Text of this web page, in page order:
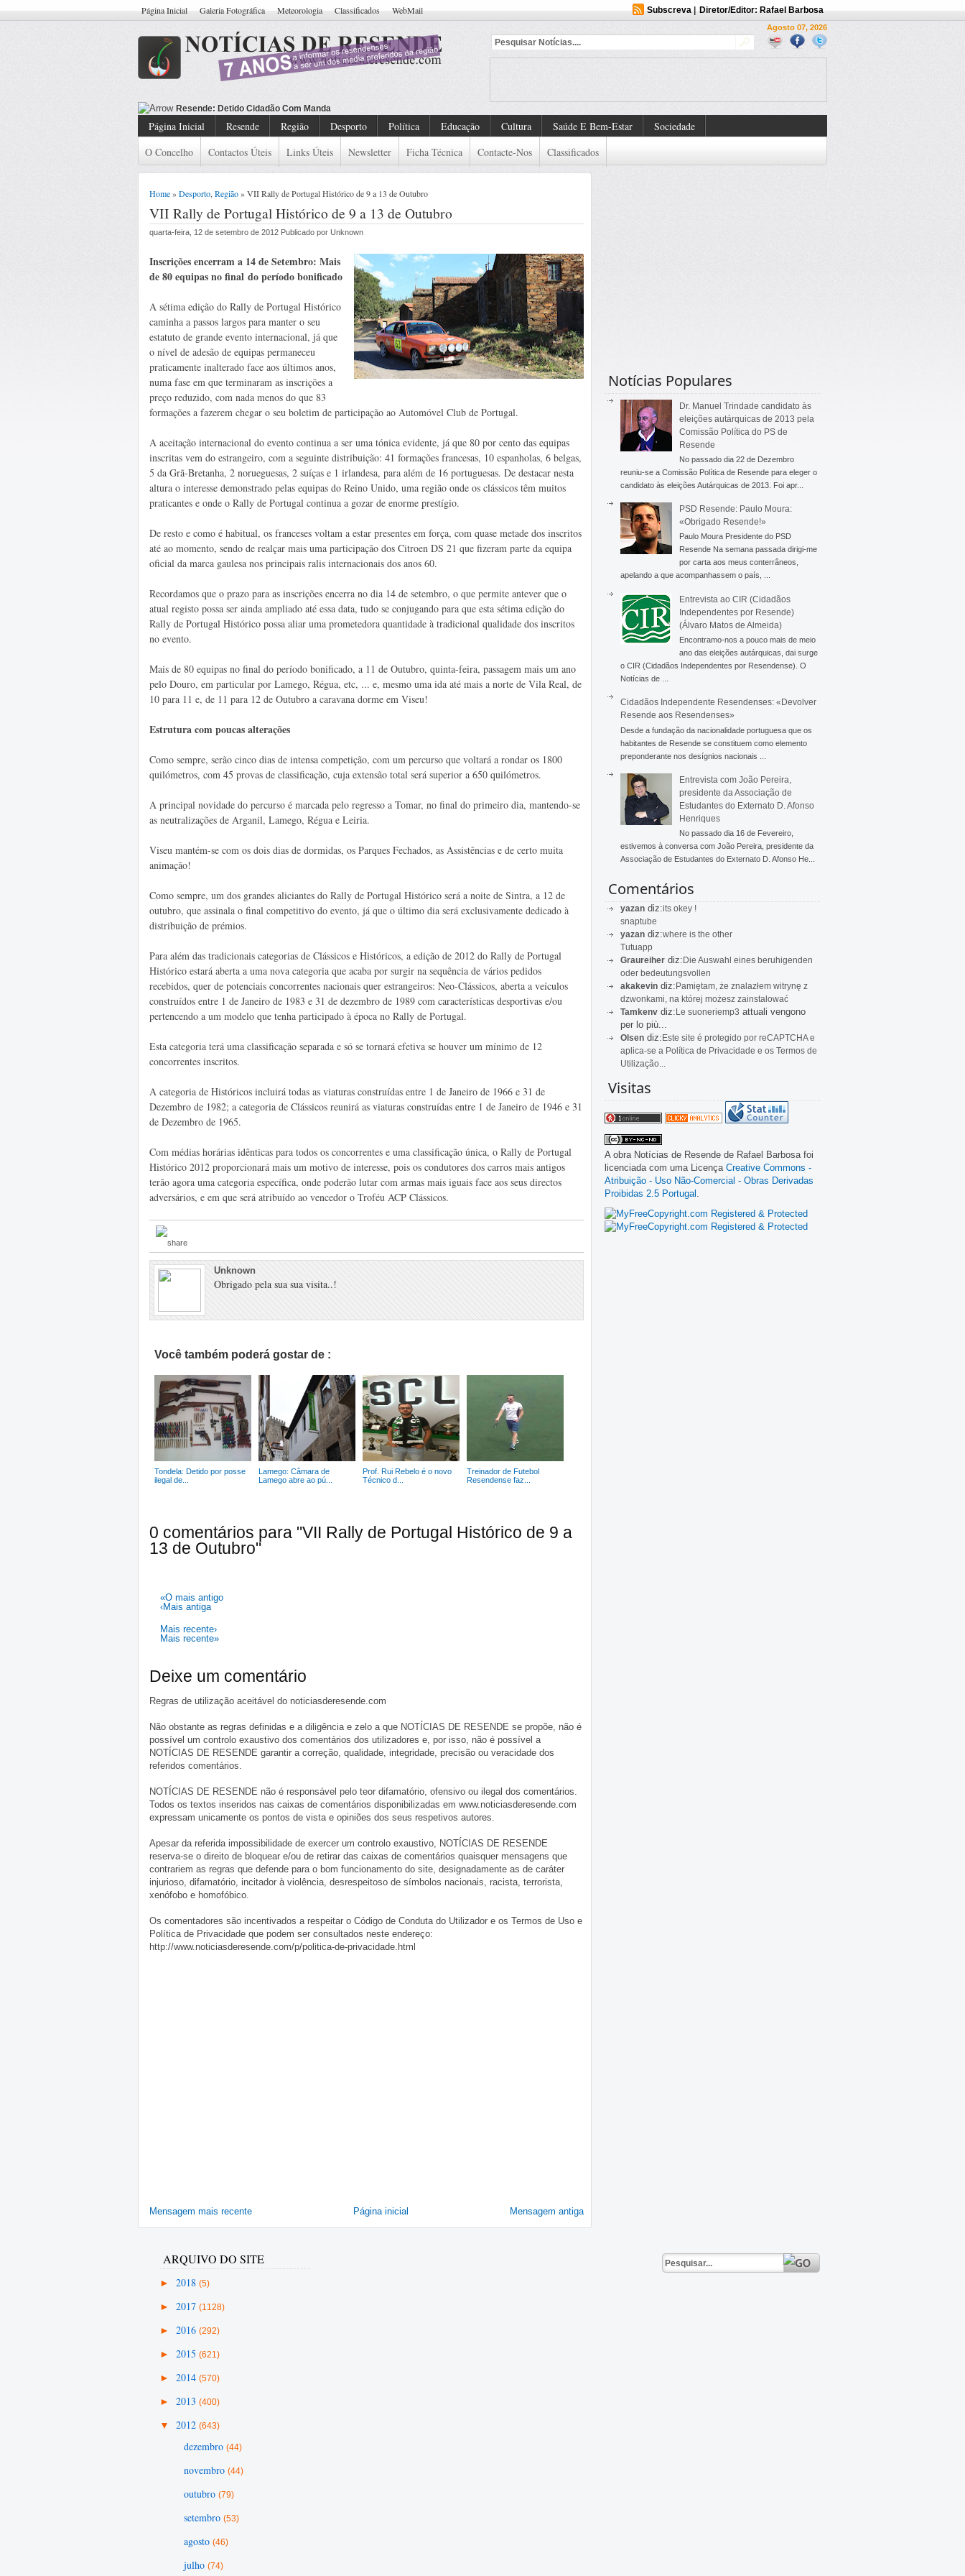
Página Inicial Galeria Fotográfica Meteorologia Classificados WebMail Subscreva| Diretor/Editor: Rafael Barbosa
Agosto 07, 2026
Resende: Detido Cidadão Com Mandado De Detenção Europeu
Página Inicial Resende Região Desporto Política Educação Cultura Saúde E Bem-Estar
Sociedade
O Concelho
Contactos Úteis Links Úteis Newsletter Ficha Técnica Contacte-Nos Classificados
Home»Desporto Região» VII Rally de Portugal Histórico de 9 a 13 de Outubro
VII Rally de Portugal Histórico de 9 a 13 de Outubro
quarta-feira, 12 de setembro de 2012 Publicado por Unknown
Inscrições encerram a 14 de Setembro: Mais
de 80 equipas no final do período bonificado
A sétima edição do Rally de Portugal Histórico
caminha a passos largos para manter o seu
estatuto de grande evento internacional, já que
o nível de adesão de equipas permaneceu
praticamente inalterado face aos últimos anos,
numa fase em que terminaram as inscrições a
preço reduzido, com nada menos do que 83
formações a fazerem chegar o seu boletim de participação ao Automóvel Club de Portugal.
A aceitação internacional do evento continua a ser uma tónica evidente, já que 80 por cento das equipas
inscritas vem do estrangeiro, com a seguinte distribuição: 41 formações francesas, 10 espanholas, 6 belgas,
5 da Grã-Bretanha, 2 norueguesas, 2 suíças e 1 irlandesa, para além de 16 portuguesas. De destacar nesta
altura o interesse demonstrado pelas equipas do Reino Unido, uma região onde os clássicos têm muitos
praticantes e onde o Rally de Portugal continua a gozar de enorme prestígio.
De resto e como é habitual, os franceses voltam a estar presentes em força, com quase metade dos inscritos
até ao momento, sendo de realçar mais uma participação dos Citroen DS 21 que fizeram parte da equipa
oficial da marca gaulesa nos principais ralis internacionais dos anos 60.
Recordamos que o prazo para as inscrições encerra no dia 14 de setembro, o que permite antever que o
atual registo possa ser ainda ampliado até essa data, tudo se conjugando para que esta sétima edição do
Rally de Portugal Histórico possa aliar uma prometedora quantidade à tradicional qualidade dos inscritos
no evento.
Mais de 80 equipas no final do período bonificado, a 11 de Outubro, quinta-feira, passagem mais um ano
pelo Douro, em particular por Lamego, Régua, etc, ... e, mesmo uma ida até mais a norte de Vila Real, de
10 para 11 e, de 11 para 12 de Outubro a caravana dorme em Viseu!
Estrutura com poucas alterações
Como sempre, serão cinco dias de intensa competição, com um percurso que voltará a rondar os 1800
quilómetros, com 45 provas de classificação, cuja extensão total será superior a 650 quilómetros.
A principal novidade do percurso é marcada pelo regresso a Tomar, no final do primeiro dia, mantendo-se
as neutralizações de Arganil, Lamego, Régua e Leiria.
Viseu mantém-se com os dois dias de dormidas, os Parques Fechados, as Assistências e de certo muita
animação!
Como sempre, um dos grandes aliciantes do Rally de Portugal Histórico será a noite de Sintra, a 12 de
outubro, que assinala o final competitivo do evento, já que o último dia será exclusivamente dedicado à
distribuição de prémios.
Para além das tradicionais categorias de Clássicos e Históricos, a edição de 2012 do Rally de Portugal
Histórico estará aberta a uma nova categoria que acaba por surgir na sequência de vários pedidos
recebidos, quer de potenciais concorrentes nacionais quer estrangeiros: Neo-Clássicos, aberta a veículos
construídos entre 1 de Janeiro de 1983 e 31 de dezembro de 1989 com características desportivas e/ou
pertencendo a um modelo que tenha participado à época no Rally de Portugal.
Esta categoria terá uma classificação separada e só se tornará efetiva se houver um mínimo de 12
concorrentes inscritos.
A categoria de Históricos incluirá todas as viaturas construídas entre 1 de Janeiro de 1966 e 31 de
Dezembro de 1982; a categoria de Clássicos reunirá as viaturas construídas entre 1 de Janeiro de 1946 e 31
de Dezembro de 1965.
Com médias horárias idênticas para todos os concorrentes e uma classificação única, o Rally de Portugal
Histórico 2012 proporcionará mais um motivo de interesse, pois os condutores dos carros mais antigos
terão agora uma categoria específica, onde poderão lutar com armas mais iguais face aos seus directos
adversários, e em que será atribuído ao vencedor o Troféu ACP Clássicos.
Unknown
Obrigado pela sua sua visita..!
Você também poderá gostar de :
Tondela: Detido por posse
ilegal de...
Lamego: Câmara de
Lamego abre ao pú...
Prof. Rui Rebelo é o novo
Técnico d...
Treinador de Futebol
Resendense faz...
0 comentários para "VII Rally de Portugal Histórico de 9 a
13 de Outubro"
«O mais antigo
‹Mais antiga
Mais recente›
Mais recente»
Deixe um comentário
Regras de utilização aceitável do noticiasderesende.com
Não obstante as regras definidas e a diligência e zelo a que NOTÍCIAS DE RESENDE se propõe, não é
possível um controlo exaustivo dos comentários dos utilizadores e, por isso, não é possível a
NOTÍCIAS DE RESENDE garantir a correção, qualidade, integridade, precisão ou veracidade dos
referidos comentários.
NOTÍCIAS DE RESENDE não é responsável pelo teor difamatório, ofensivo ou ilegal dos comentários.
Todos os textos inseridos nas caixas de comentários disponibilizadas em www.noticiasderesende.com
expressam unicamente os pontos de vista e opiniões dos seus respetivos autores.
Apesar da referida impossibilidade de exercer um controlo exaustivo, NOTÍCIAS DE RESENDE
reserva-se o direito de bloquear e/ou de retirar das caixas de comentários quaisquer mensagens que
contrariem as regras que defende para o bom funcionamento do site, designadamente as de caráter
injurioso, difamatório, incitador à violência, desrespeitoso de símbolos nacionais, racista, terrorista,
xenófobo e homofóbico.
Os comentadores são incentivados a respeitar o Código de Conduta do Utilizador e os Termos de Uso e
Política de Privacidade que podem ser consultados neste endereço:
http://www.noticiasderesende.com/p/politica-de-privacidade.html
Mensagem mais recente Mensagem antiga
Página inicial
Notícias Populares
Dr. Manuel Trindade candidato às
eleições autárquicas de 2013 pela
Comissão Política do PS de
Resende
No passado dia 22 de Dezembro
reuniu-se a Comissão Política de Resende para eleger o
candidato às eleições Autárquicas de 2013. Foi apr...
PSD Resende: Paulo Moura:
«Obrigado Resende!»
Paulo Moura Presidente do PSD
Resende Na semana passada dirigi-me
por carta aos meus conterrâneos,
apelando a que acompanhassem o país, ...
Entrevista ao CIR (Cidadãos
Independentes por Resende)
(Álvaro Matos de Almeida)
Encontramo-nos a pouco mais de meio
ano das eleições autárquicas, dai surge
o CIR (Cidadãos Independentes por Resendense). O
Notícias de ...
Cidadãos Independente Resendenses: «Devolver
Resende aos Resendenses»
Desde a fundação da nacionalidade portuguesa que os
habitantes de Resende se constituem como elemento
preponderante nos desígnios nacionais ...
Entrevista com João Pereira,
presidente da Associação de
Estudantes do Externato D. Afonso
Henriques
No passado dia 16 de Fevereiro,
estivemos à conversa com João Pereira, presidente da
Associação de Estudantes do Externato D. Afonso He...
Comentários
yazan diz:its okey !
snaptube
yazan diz:where is the other
Tutuapp
Graureiher diz:Die Auswahl eines beruhigenden
oder bedeutungsvollen
akakevin diz:Pamiętam, że znalazłem witrynę z
dzwonkami, na której możesz zainstalować
Tamkenv diz:Le suoneriemp3 attuali vengono
per lo più...
Olsen diz:Este site é protegido por reCAPTCHA e
aplica-se a Política de Privacidade e os Termos de
Utilização...
Visitas
A obra Notícias de Resende de Rafael Barbosa foi
licenciada com uma Licença Creative Commons -
Atribuição - Uso Não-Comercial - Obras Derivadas
Proibidas 2.5 Portugal
ARQUIVO DO SITE
► 2018 (5)
► 2017 (1128)
► 2016 (292)
► 2015 (621)
► 2014 (570)
► 2013 (400)
▼ 2012 (643)
dezembro (44)
novembro (44)
outubro (79)
setembro (53)
agosto (46)
julho (74)